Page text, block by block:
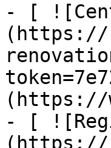
- [
(https://
(https://
- [
(https://